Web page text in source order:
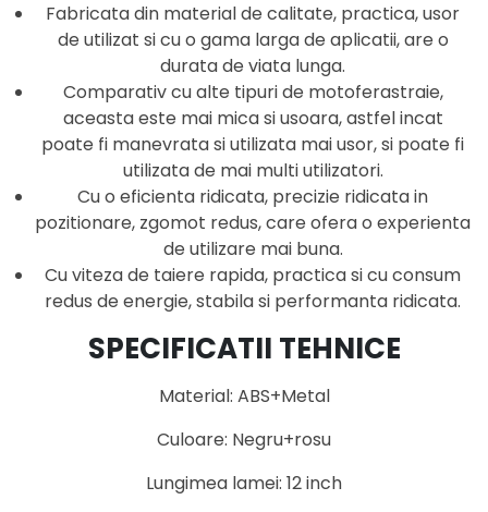
Fabricata din material de calitate, practica, usor
de utilizat si cu o gama larga de aplicatii, are o
durata de viata lunga.
Comparativ cu alte tipuri de motoferastraie,
aceasta este mai mica si usoara, astfel incat
poate fi manevrata si utilizata mai usor, si poate fi
utilizata de mai multi utilizatori.
Cu o eficienta ridicata, precizie ridicata in
pozitionare, zgomot redus, care ofera o experienta
de utilizare mai buna.
Cu viteza de taiere rapida, practica si cu consum
redus de energie, stabila si performanta ridicata.
SPECIFICATII TEHNICE
Material: ABS+Metal
Culoare: Negru+rosu
Lungimea lamei: 12 inch